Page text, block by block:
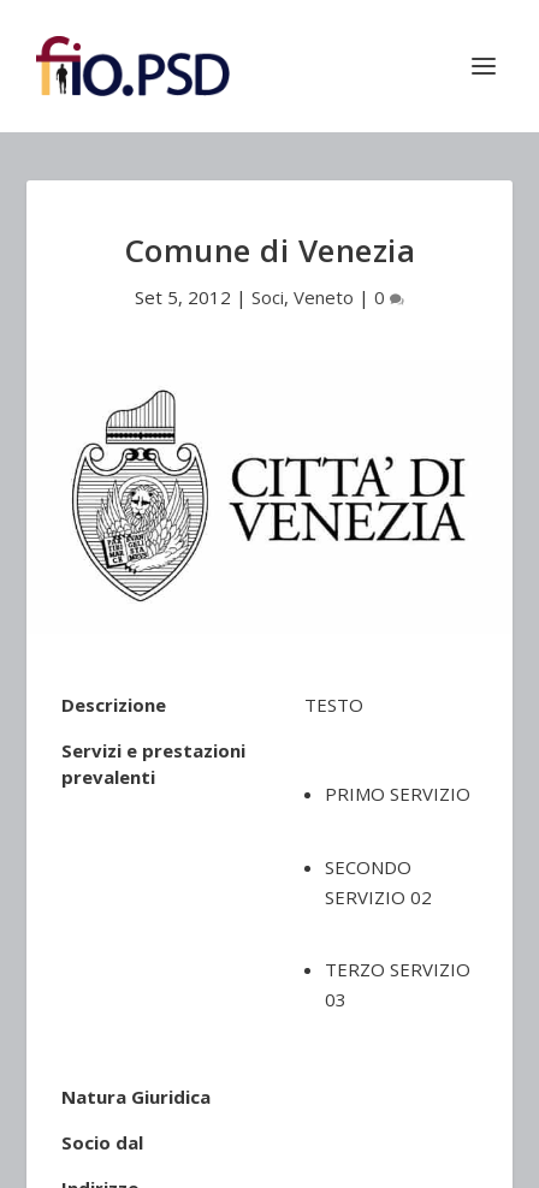
Comune di Venezia
Set 5, 2012 | Soci, Veneto | 0
Descrizione
TESTO
Servizi e prestazioni
prevalenti
PRIMO SERVIZIO
SECONDO
SERVIZIO 02
TERZO SERVIZIO
03
Natura Giuridica
Socio dal